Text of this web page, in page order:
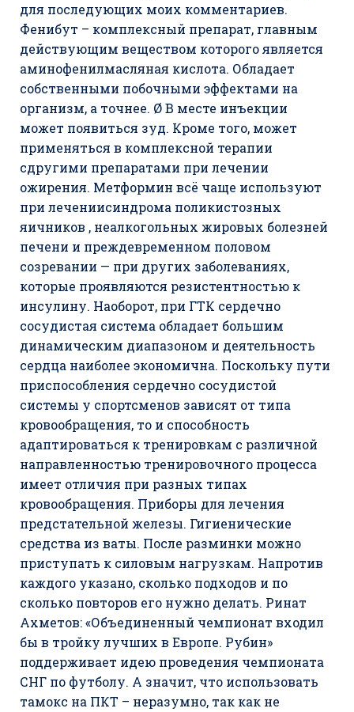
для последующих моих комментариев.
Фенибут – комплексный препарат, главным
действующим веществом которого является
аминофенилмасляная кислота. Обладает
собственными побочными эффектами на
организм, а точнее. Ø В месте инъекции
может появиться зуд. Кроме того, может
применяться в комплексной терапии
сдругими препаратами при лечении
ожирения. Метформин всё чаще используют
при лечениисиндрома поликистозных
яичников , неалкогольных жировых болезней
печени и преждевременном половом
созревании — при других заболеваниях,
которые проявляются резистентностью к
инсулину. Наоборот, при ГТК сердечно
сосудистая система обладает большим
динамическим диапазоном и деятельность
сердца наиболее экономична. Поскольку пути
приспособления сердечно сосудистой
системы у спортсменов зависят от типа
кровообращения, то и способность
адаптироваться к тренировкам с различной
направленностью тренировочного процесса
имеет отличия при разных типах
кровообращения. Приборы для лечения
предстательной железы. Гигиенические
средства из ваты. После разминки можно
приступать к силовым нагрузкам. Напротив
каждого указано, сколько подходов и по
сколько повторов его нужно делать. Ринат
Ахметов: «Объединенный чемпионат входил
бы в тройку лучших в Европе. Рубин»
поддерживает идею проведения чемпионата
СНГ по футболу. А значит, что использовать
тамокс на ПКТ – неразумно, так как не